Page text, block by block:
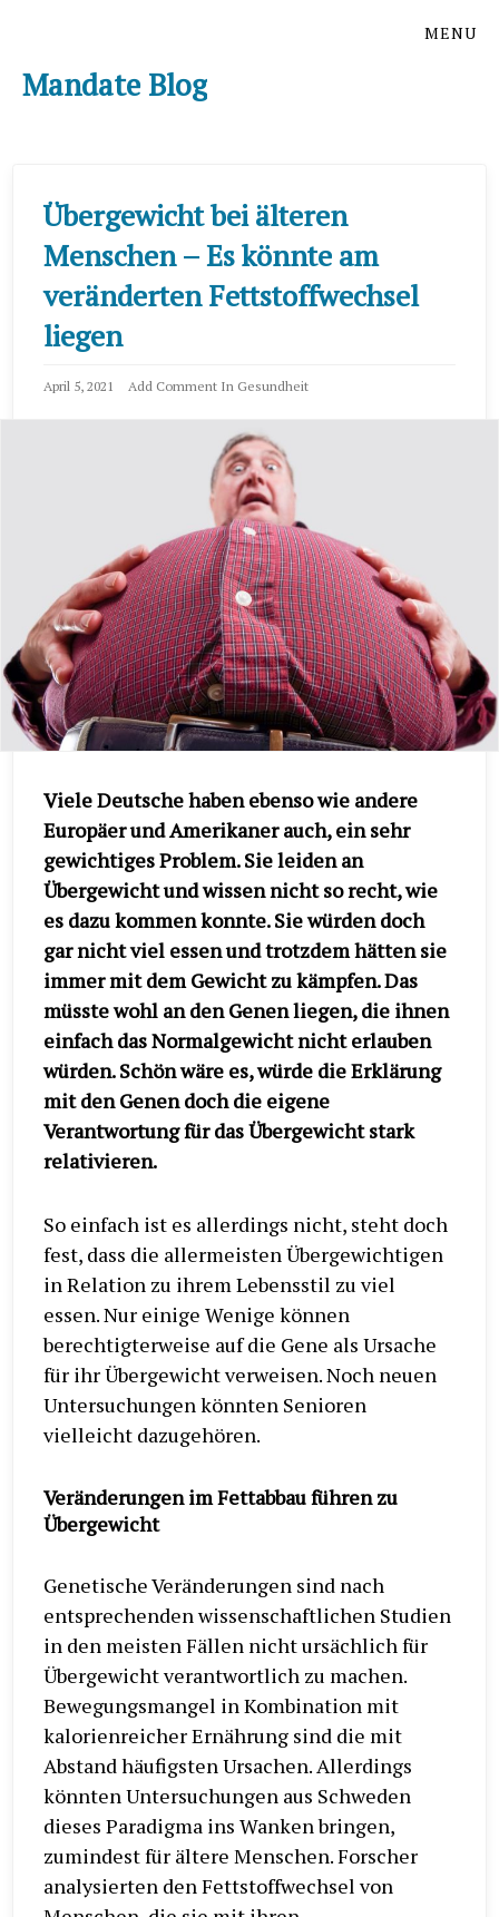
the
content
the
mainMandate Blog
MENU
Übergewicht bei älteren
Menschen – Es könnte am
veränderten Fettstoffwechsel
liegen
April 5, 2021 Add Comment In Gesundheit
Viele Deutsche haben ebenso wie andere
Europäer und Amerikaner auch, ein sehr
gewichtiges Problem. Sie leiden an
Übergewicht und wissen nicht so recht, wie
es dazu kommen konnte. Sie würden doch
gar nicht viel essen und trotzdem hätten sie
immer mit dem Gewicht zu kämpfen. Das
müsste wohl an den Genen liegen, die ihnen
einfach das Normalgewicht nicht erlauben
würden. Schön wäre es, würde die Erklärung
mit den Genen doch die eigene
Verantwortung für das Übergewicht stark
relativieren.
So einfach ist es allerdings nicht, steht doch
fest, dass die allermeisten Übergewichtigen
in Relation zu ihrem Lebensstil zu viel
essen. Nur einige Wenige können
berechtigterweise auf die Gene als Ursache
für ihr Übergewicht verweisen. Noch neuen
Untersuchungen könnten Senioren
vielleicht dazugehören.
Veränderungen im Fettabbau führen zu
Übergewicht
Genetische Veränderungen sind nach
entsprechenden wissenschaftlichen Studien
in den meisten Fällen nicht ursächlich für
Übergewicht verantwortlich zu machen.
Bewegungsmangel in Kombination mit
kalorienreicher Ernährung sind die mit
Abstand häufigsten Ursachen. Allerdings
könnten Untersuchungen aus Schweden
dieses Paradigma ins Wanken bringen,
zumindest für ältere Menschen. Forscher
analysierten den Fettstoffwechsel von